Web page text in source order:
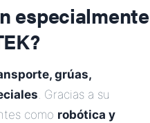
especialmente
grúas,
. Gracias a su
como robótica y